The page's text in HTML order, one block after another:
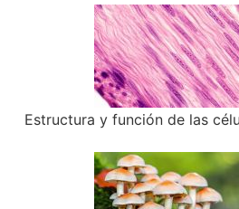
Estructura y función de las